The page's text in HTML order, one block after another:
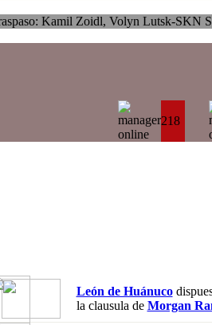
Zoidl, Volyn Lutsk-SKN St. Pölten
218
León de Huánuco
la clausula de Morgan